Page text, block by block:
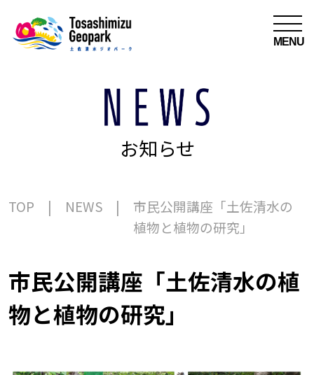
MENU
お知らせ
TOP NEWS
市民公開講座「土佐清水の
植物と植物の研究」
市民公開講座「土佐清水の植
物と植物の研究」